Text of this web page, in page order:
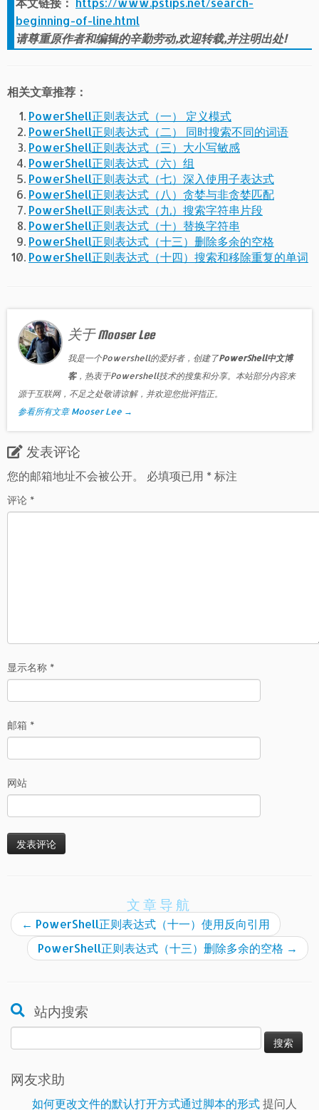
beginning-of-line.html
请尊重原作者和编辑的辛勤劳动,欢迎转载,并注明出处!
相关文章推荐：
PowerShell正则表达式（一） 定义模式
PowerShell正则表达式（二） 同时搜索不同的词语
PowerShell正则表达式（三）大小写敏感
PowerShell正则表达式（六）组
PowerShell正则表达式（七）深入使用子表达式
PowerShell正则表达式（八）贪婪与非贪婪匹配
PowerShell正则表达式（九）搜索字符串片段
PowerShell正则表达式（十）替换字符串
PowerShell正则表达式（十三）删除多余的空格
PowerShell正则表达式（十四）搜索和移除重复的单词
关于 Mooser Lee
我是一个Powershell的爱好者，创建了PowerShell中文博
客，热衷于Powershell技术的搜集和分享。本站部分内容来
源于互联网，不足之处敬请谅解，并欢迎您批评指正。
参看所有文章 Mooser Lee →
发表评论
您的邮箱地址不会被公开。
必填项已用 *标注
评论 *
显示名称 *
邮箱 *
网站
文章导航
← PowerShell正则表达式（十一）使用反向引用
PowerShell正则表达式（十三）删除多余的空格 →
站内搜索
索：
网友求助
如何更改文件的默认打开方式通过脚本的形式提问人